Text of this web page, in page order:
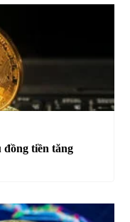
tiền tăng